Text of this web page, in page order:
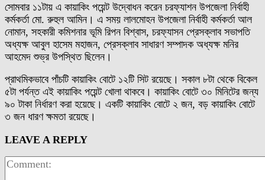
সোমবার ১১টায় এ কায়াকিং পয়েন্ট উদ্বোধন করেন চরফ্যাশন উপজেলা নির্বাহী
কর্মকর্তা মো. রুহুল আমিন। এ সময় লালমোহন উপজেলা নির্বাহী কর্মকর্তা আল
নোমান, সহকারী কমিশনার ভূমি রিপন বিশ্বাস, চরফ্যাসন প্রেসক্লাব সভাপতি
অধ্যক্ষ আবুল হাসেম মহাজন, প্রেসক্লাব সাধারণ সম্পাদক অধ্যক্ষ মনির
আহমেদ শুভ্র উপস্থিত ছিলেন।
প্রাথমিকভাবে পাঁচটি কায়াকিং বোটে ১২টি সিট রয়েছে। সকাল ৮টা থেকে বিকেল
৫টা পর্যন্ত এই কায়াকিং পয়েন্ট খোলা থাকবে। কায়াকিং বোটে ৩০ মিনিটের জন্য
৯০ টাকা নির্ধারণ করা হয়েছে। একটি কায়াকিং বোটে ২ জন, বড় কায়াকিং বোটে
৩ জন ধারণ ক্ষমতা রয়েছে।
LEAVE A REPLY